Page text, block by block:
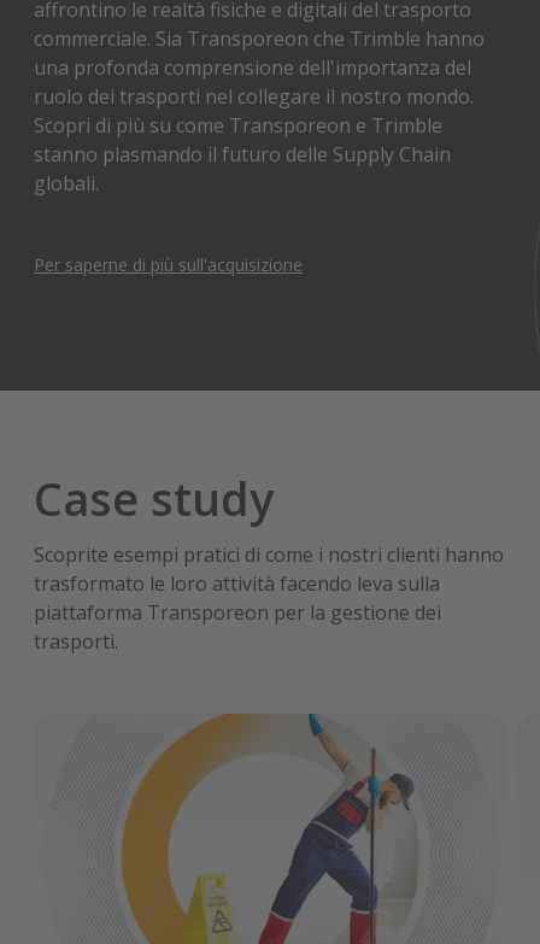
affrontino le realtà fisiche e digitali del trasporto
commerciale. Sia Transporeon che Trimble hanno
una profonda comprensione dell'importanza del
ruolo dei trasporti nel collegare il nostro mondo.
Scopri di più su come Transporeon e Trimble
stanno plasmando il futuro delle Supply Chain
globali.
Per saperne di più sull'acquisizione
Case study
Scoprite esempi pratici di come i nostri clienti hanno
trasformato le loro attività facendo leva sulla
piattaforma Transporeon per la gestione dei
trasporti.